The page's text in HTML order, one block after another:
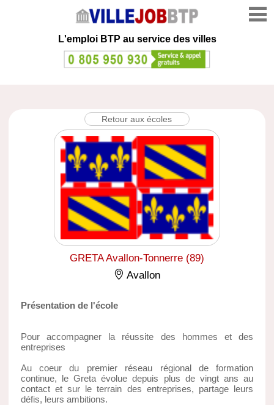
L'emploi BTP au service des villes
Retour aux écoles
GRETA Avallon-Tonnerre (89)
Avallon
Présentation de l'école
Pour accompagner la réussite des hommes et des
entreprises
Au coeur du premier réseau régional de formation
continue, le Greta évolue depuis plus de vingt ans au
contact et sur le terrain des entreprises, partage leurs
défis, leurs ambitions.